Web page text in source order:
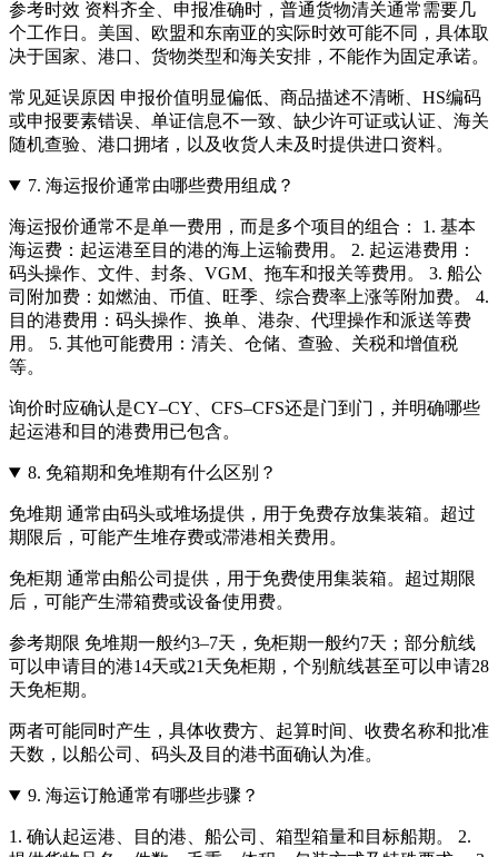
参考时效 资料齐全、申报准确时，普通货物清关通常需要几
个工作日。美国、欧盟和东南亚的实际时效可能不同，具体取
决于国家、港口、货物类型和海关安排，不能作为固定承诺。
常见延误原因 申报价值明显偏低、商品描述不清晰、HS编码
或申报要素错误、单证信息不一致、缺少许可证或认证、海关
随机查验、港口拥堵，以及收货人未及时提供进口资料。
7. 海运报价通常由哪些费用组成？
海运报价通常不是单一费用，而是多个项目的组合： 1. 基本
海运费：起运港至目的港的海上运输费用。 2. 起运港费用：
码头操作、文件、封条、VGM、拖车和报关等费用。 3. 船公
司附加费：如燃油、币值、旺季、综合费率上涨等附加费。 4.
目的港费用：码头操作、换单、港杂、代理操作和派送等费
用。 5. 其他可能费用：清关、仓储、查验、关税和增值税
等。
询价时应确认是CY–CY、CFS–CFS还是门到门，并明确哪些
起运港和目的港费用已包含。
8. 免箱期和免堆期有什么区别？
免堆期 通常由码头或堆场提供，用于免费存放集装箱。超过
期限后，可能产生堆存费或滞港相关费用。
免柜期 通常由船公司提供，用于免费使用集装箱。超过期限
后，可能产生滞箱费或设备使用费。
参考期限 免堆期一般约3–7天，免柜期一般约7天；部分航线
可以申请目的港14天或21天免柜期，个别航线甚至可以申请28
天免柜期。
两者可能同时产生，具体收费方、起算时间、收费名称和批准
天数，以船公司、码头及目的港书面确认为准。
9. 海运订舱通常有哪些步骤？
1. 确认起运港、目的港、船公司、箱型箱量和目标船期。 2.